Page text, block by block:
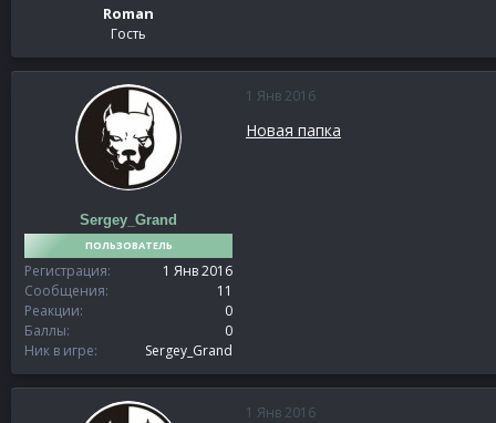
Roman
Гость
Sergey_Grand
ПОЛЬЗОВАТЕЛЬ
Регистрация
1 Янв 2016
Сообщения
11
Реакции
0
Баллы
0
Ник в игре
Sergey_Grand
1 Янв 2016
Новая папка
1 Янв 2016